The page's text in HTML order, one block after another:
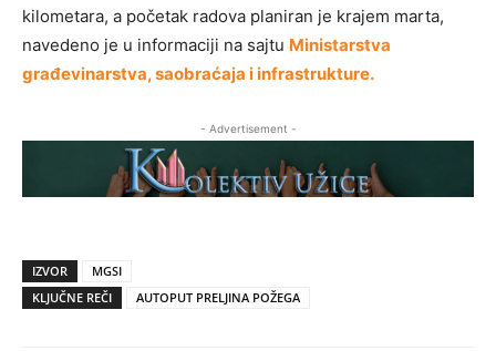
kilometara, a početak radova planiran je krajem marta,
navedeno je u informaciji na sajtu Ministarstva
građevinarstva, saobraćaja i infrastrukture.
- Advertisement -
IZVOR
MGSI
KLJUČNE REČI
AUTOPUT PRELJINA POŽEGA